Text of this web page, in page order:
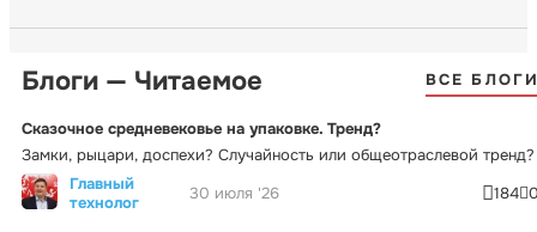
Блоги — Читаемое ВСЕ
Сказочное средневековье на упаковке. Тренд?
Замки, рыцари, доспехи? Случайность или общеотраслевой тренд?
Главный
технолог
30 июля '26 184